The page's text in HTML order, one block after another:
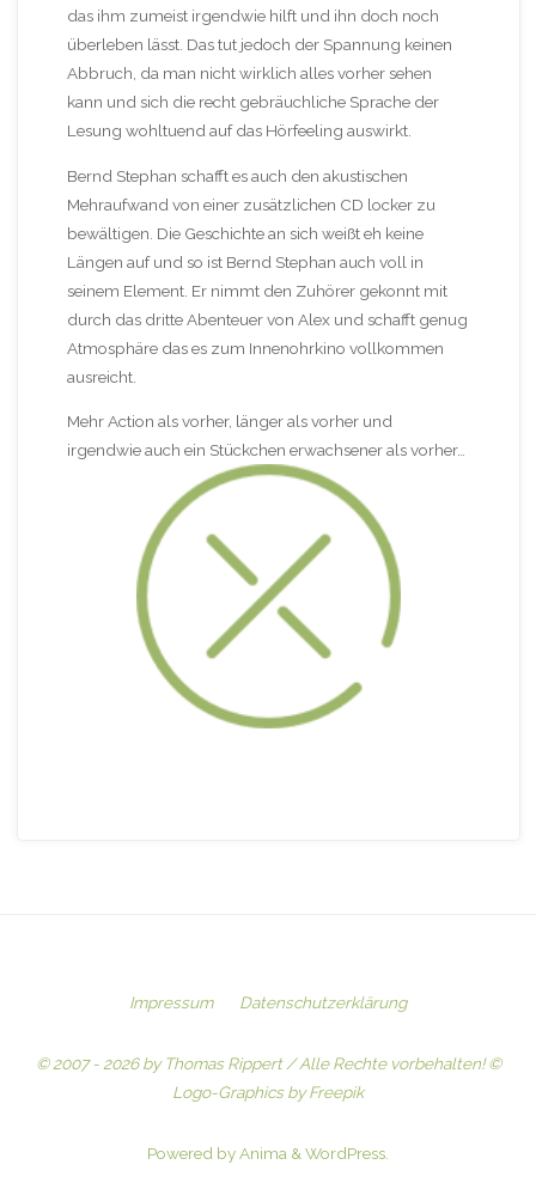
das ihm zumeist irgendwie hilft und ihn doch noch
überleben lässt. Das tut jedoch der Spannung keinen
Abbruch, da man nicht wirklich alles vorher sehen
kann und sich die recht gebräuchliche Sprache der
Lesung wohltuend auf das Hörfeeling auswirkt.
Bernd Stephan schafft es auch den akustischen
Mehraufwand von einer zusätzlichen CD locker zu
bewältigen. Die Geschichte an sich weißt eh keine
Längen auf und so ist Bernd Stephan auch voll in
seinem Element. Er nimmt den Zuhörer gekonnt mit
durch das dritte Abenteuer von Alex und schafft genug
Atmosphäre das es zum Innenohrkino vollkommen
ausreicht.
Mehr Action als vorher, länger als vorher und
irgendwie auch ein Stückchen erwachsener als vorher…
Impressum Datenschutzerklärung
© 2007 - 2026 by Thomas Rippert / Alle Rechte vorbehalten! ©
Logo-Graphics by Freepik
Powered byAnima & WordPress.